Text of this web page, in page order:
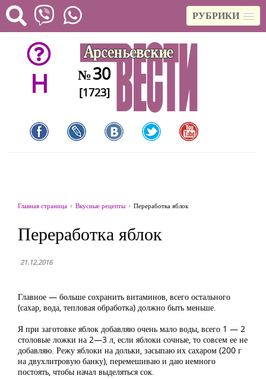
РУБРИКИ
H №30
[1723]
Главная страница Вкусные рецепты Переработка яблок
Переработка яблок
21.12.2016
Главное — больше сохранить витаминов, всего остального
(сахар, вода, тепловая обработка) должно быть меньше.
Я при заготовке яблок добавляю очень мало воды, всего 1 — 2
столовые ложки на 2—3 л, если яблоки сочные, то совсем ее не
добавляю. Режу яблоки на дольки, засыпаю их сахаром (200 г
на двухлитровую банку), перемешиваю и даю немного
постоять, чтобы начал выделяться сок.